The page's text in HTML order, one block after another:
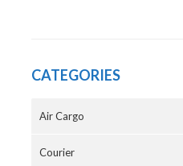
CATEGORIES
Air Cargo
Courier